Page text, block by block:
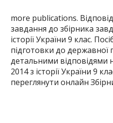
more publications.
завдання до збірника
історії України 9 клас.
підготовки до державної
детальними відповідями
2014 з історії України 9
переглянути онлайн